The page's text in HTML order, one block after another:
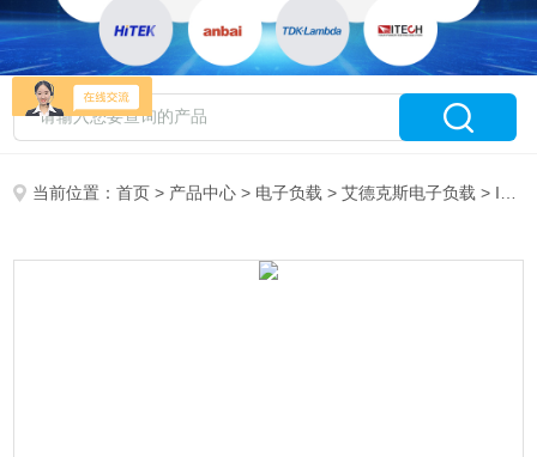
当前位置：首页 > 产品中心 > 电子负载 >艾德克斯电子负载 > IT8731多通道电子负载